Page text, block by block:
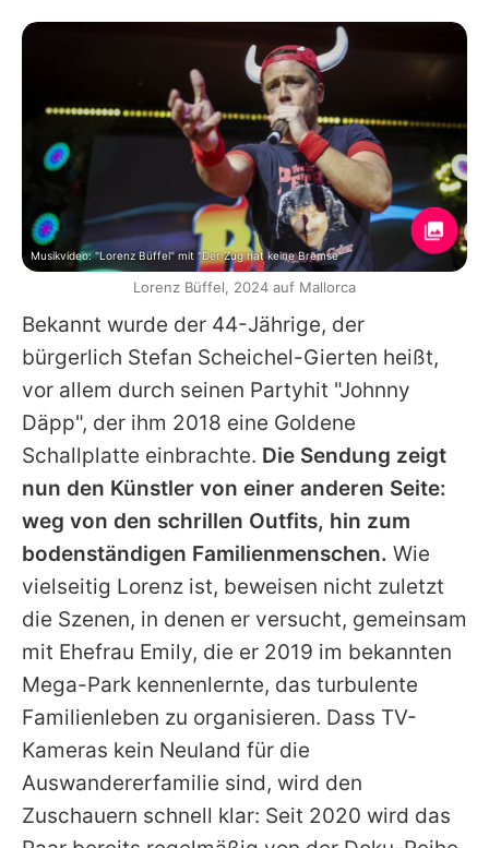
Bekannt wurde der 44-Jährige, der
bürgerlich Stefan Scheichel-Gierten heißt,
vor allem durch seinen Partyhit "Johnny
Däpp", der ihm 2018 eine Goldene
Schallplatte einbrachte. Die Sendung zeigt
nun den Künstler von einer anderen Seite:
weg von den schrillen Outfits, hin zum
bodenständigen Familienmenschen. Wie
vielseitig Lorenz ist, beweisen nicht zuletzt
die Szenen, in denen er versucht, gemeinsam
mit Ehefrau Emily, die er 2019 im bekannten
Mega-Park kennenlernte, das turbulente
Familienleben zu organisieren. Dass TV-
Kameras kein Neuland für die
Auswandererfamilie sind, wird den
Zuschauern schnell klar: Seit 2020 wird das
Musikvideo: "Lorenz Büffel" mit "Der Zug hat keine Bremse"
Lorenz Büffel, 2024 auf Mallorca